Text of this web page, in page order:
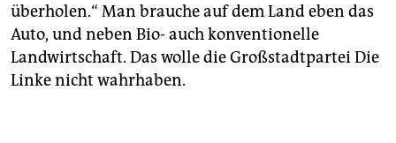
überholen.“ Man brauche auf dem Land eben das
Auto, und neben Bio- auch konventionelle
Landwirtschaft. Das wolle die Großstadtpartei Die
Linke nicht wahrhaben.